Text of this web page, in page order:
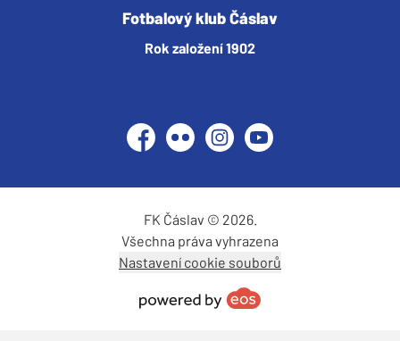
Fotbalový klub Čáslav
Rok založení 1902
Facebook
Flickr InstagramYouTube
FK Čáslav © 2026.
Všechna práva vyhrazena
Nastavení cookie souborů